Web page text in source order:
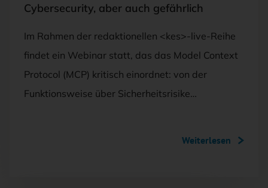
Cybersecurity, aber auch gefährlich
Im Rahmen der redaktionellen <kes>-live-Reihe
findet ein Webinar statt, das das Model Context
Protocol (MCP) kritisch einordnet: von der
Funktionsweise über Sicherheitsrisike…
Weiterlesen